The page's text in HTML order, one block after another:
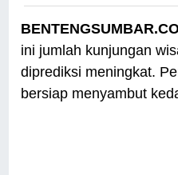
ini jumlah kunjungan
diprediksi meningkat.
bersiap menyambut